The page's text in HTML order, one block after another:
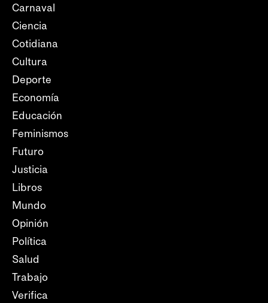
Carnaval
Ciencia
Cotidiana
Cultura
Deporte
Economía
Educación
Feminismos
Futuro
Justicia
Libros
Mundo
Opinión
Política
Salud
Trabajo
Verifica